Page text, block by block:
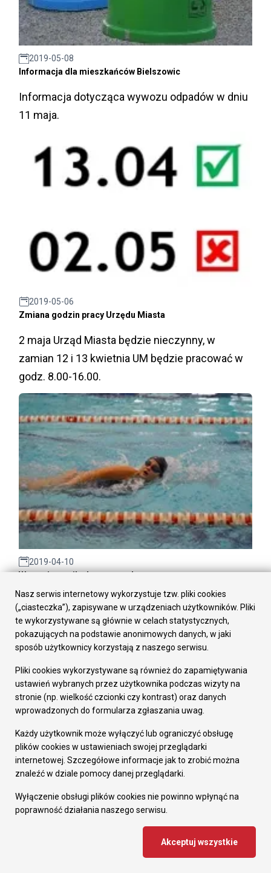
2019-05-08
Informacja dla mieszkańców Bielszowic
Informacja dotycząca wywozu odpadów w dniu
11 maja.
2019-05-06
Zmiana godzin pracy Urzędu Miasta
2 maja Urząd Miasta będzie nieczynny, w
zamian 12 i 13 kwietnia UM będzie pracować w
godz. 8.00-16.00.
2019-04-10
W czasie strajku baseny za darmo
W związku ze strajkiem nauczycieli Miejski
Ośrodek Sportu i Rekreacji udostępnia dzieciom
wraz z opiekunem baseny kryte za darmo.
Nasz serwis internetowy wykorzystuje tzw. pliki cookies
(„ciasteczka”), zapisywane w urządzeniach użytkowników. Pliki
te wykorzystywane są głównie w celach statystycznych,
pokazujących na podstawie anonimowych danych, w jaki
sposób użytkownicy korzystają z naszego serwisu.
Pliki cookies wykorzystywane są również do zapamiętywania
ustawień wybranych przez użytkownika podczas wizyty na
stronie (np. wielkość czcionki czy kontrast) oraz danych
wprowadzonych do formularza zgłaszania uwag.
Każdy użytkownik może wyłączyć lub ograniczyć obsługę
plików cookies w ustawieniach swojej przeglądarki
internetowej. Szczegółowe informacje jak to zrobić można
znaleźć w dziale pomocy danej przeglądarki.
Wyłączenie obsługi plików cookies nie powinno wpłynąć na
poprawność działania naszego serwisu.
Akceptuj wszystkie